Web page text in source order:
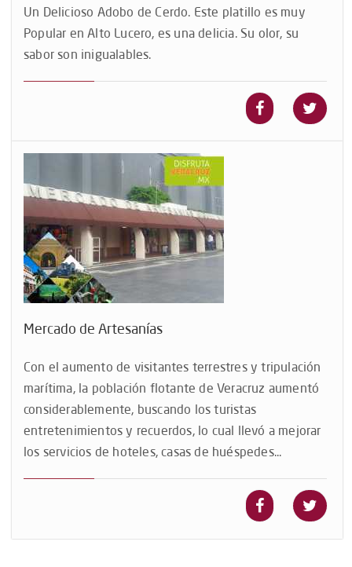
Un Delicioso Adobo de Cerdo. Este platillo es muy
Popular en Alto Lucero, es una delicia. Su olor, su
sabor son inigualables.
Mercado de Artesanías
Con el aumento de visitantes terrestres y tripulación
marítima, la población flotante de Veracruz aumentó
considerablemente, buscando los turistas
entretenimientos y recuerdos, lo cual llevó a mejorar
los servicios de hoteles, casas de huéspedes...